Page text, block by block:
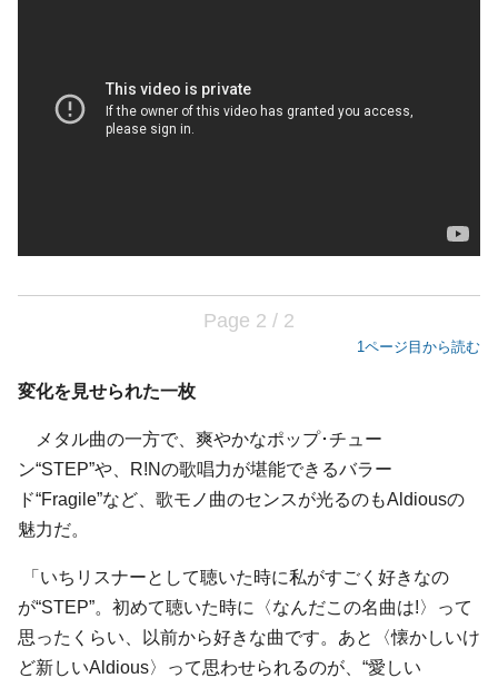
Page 2 / 2
1ページ目から読む
変化を見せられた一枚
メタル曲の一方で、爽やかなポップ･チュー
ン“STEP”や、R!Nの歌唱力が堪能できるバラー
ド“Fragile”など、歌モノ曲のセンスが光るのもAldiousの
魅力だ。
「いちリスナーとして聴いた時に私がすごく好きなの
が“STEP”。初めて聴いた時に〈なんだこの名曲は!〉って
思ったくらい、以前から好きな曲です。あと〈懐かしいけ
ど新しいAldious〉って思わせられるのが、“愛しい